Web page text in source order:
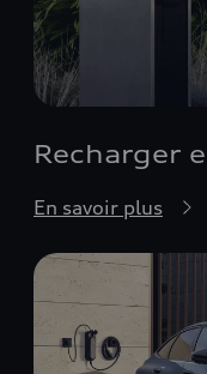
9
Recharger
En savoir plus